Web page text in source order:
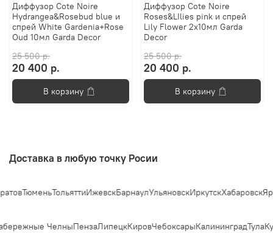
Диффузор Cote Noire
Hydrangea&Rosebud blue и
спрей White Gardenia+Rose
Oud 10мл Garda Decor
25 500 р.
20 400 р.
В корзину
Диффузор Cote Noire
Roses&LIlies pink и спрей
Lily Flower 2x10мл Garda
Decor
25 500 р.
20 400 р.
В корзину
Доставка в любую точку Росии
ТюменьТольяттиИжевскБарнаулУльяновскИркутскХабаровск
ЧелныПензаЛипецкКировЧебоксарыКалининградТула